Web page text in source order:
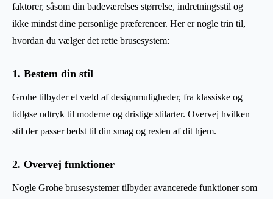
faktorer, såsom din badeværelses størrelse, indretningsstil og
ikke mindst dine personlige præferencer. Her er nogle trin til,
hvordan du vælger det rette brusesystem:
1. Bestem din stil
Grohe tilbyder et væld af designmuligheder, fra klassiske og
tidløse udtryk til moderne og dristige stilarter. Overvej hvilken
stil der passer bedst til din smag og resten af dit hjem.
2. Overvej funktioner
Nogle Grohe brusesystemer tilbyder avancerede funktioner som